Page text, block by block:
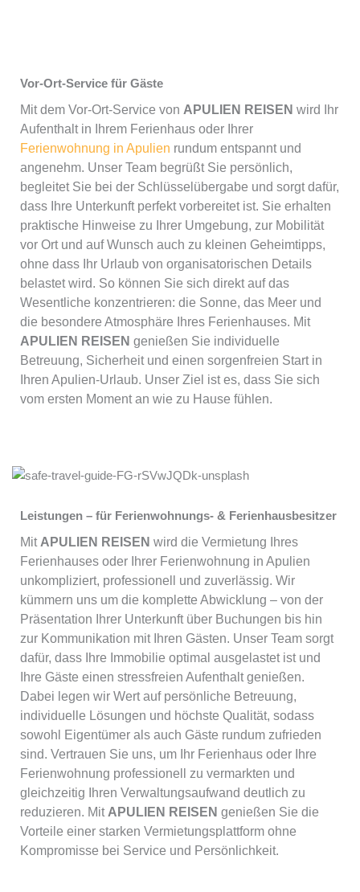
Vor-Ort-Service für Gäste
Mit dem Vor-Ort-Service von APULIEN REISEN wird Ihr
Aufenthalt in Ihrem Ferienhaus oder Ihrer
Ferienwohnung in Apulien rundum entspannt und
angenehm. Unser Team begrüßt Sie persönlich,
begleitet Sie bei der Schlüsselübergabe und sorgt dafür,
dass Ihre Unterkunft perfekt vorbereitet ist. Sie erhalten
praktische Hinweise zu Ihrer Umgebung, zur Mobilität
vor Ort und auf Wunsch auch zu kleinen Geheimtipps,
ohne dass Ihr Urlaub von organisatorischen Details
belastet wird. So können Sie sich direkt auf das
Wesentliche konzentrieren: die Sonne, das Meer und
die besondere Atmosphäre Ihres Ferienhauses. Mit
APULIEN REISEN genießen Sie individuelle
Betreuung, Sicherheit und einen sorgenfreien Start in
Ihren Apulien-Urlaub. Unser Ziel ist es, dass Sie sich
vom ersten Moment an wie zu Hause fühlen.
Leistungen – für Ferienwohnungs- & Ferienhausbesitzer
Mit APULIEN REISEN wird die Vermietung Ihres
Ferienhauses oder Ihrer Ferienwohnung in Apulien
unkompliziert, professionell und zuverlässig. Wir
kümmern uns um die komplette Abwicklung – von der
Präsentation Ihrer Unterkunft über Buchungen bis hin
zur Kommunikation mit Ihren Gästen. Unser Team sorgt
dafür, dass Ihre Immobilie optimal ausgelastet ist und
Ihre Gäste einen stressfreien Aufenthalt genießen.
Dabei legen wir Wert auf persönliche Betreuung,
individuelle Lösungen und höchste Qualität, sodass
sowohl Eigentümer als auch Gäste rundum zufrieden
sind. Vertrauen Sie uns, um Ihr Ferienhaus oder Ihre
Ferienwohnung professionell zu vermarkten und
gleichzeitig Ihren Verwaltungsaufwand deutlich zu
reduzieren. Mit APULIEN REISEN genießen Sie die
Vorteile einer starken Vermietungsplattform ohne
Kompromisse bei Service und Persönlichkeit.